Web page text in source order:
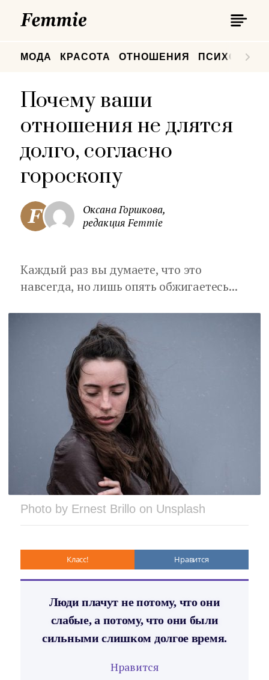
МОДА КРАСОТА ОТНОШЕНИЯ
Почему ваши
отношения не длятся
долго, согласно
гороскопу
Оксана Горшкова,
редакция Femmie
Каждый раз вы думаете, что это
навсегда, но лишь опять обжигаетесь...
Photo by Ernest Brillo on Unsplash
Класс! Нравится
Люди плачут не потому, что они
слабые, а потому, что они были
сильными слишком долгое время.
Нравится